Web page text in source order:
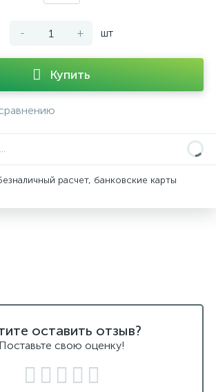
- + шт
Купить
расчет, банковские карты
оставить отзыв?
Поставьте свою оценку!